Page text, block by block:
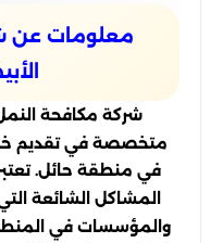
معلومات عن
شركة مكافحة
متخصصة في تقديم
في منطقة حائل.
المشاكل الشائعة
والمؤسسات في